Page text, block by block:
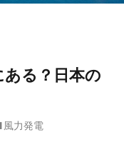
る？日本の
風力発電